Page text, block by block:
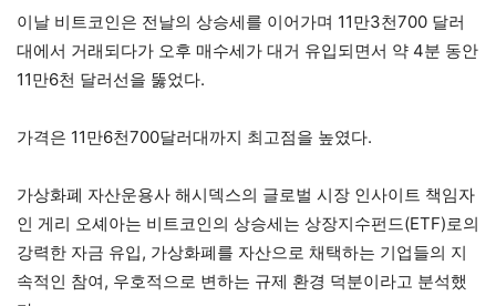
이날 비트코인은 전날의 상승세를 이어가며 11만3천700 달러
대에서 거래되다가 오후 매수세가 대거 유입되면서 약 4분 동안
11만6천 달러선을 뚫었다.
가격은 11만6천700달러대까지 최고점을 높였다.
가상화폐 자산운용사 해시덱스의 글로벌 시장 인사이트 책임자
인 게리 오셰아는 비트코인의 상승세는 상장지수펀드(ETF)로의
강력한 자금 유입, 가상화폐를 자산으로 채택하는 기업들의 지
속적인 참여, 우호적으로 변하는 규제 환경 덕분이라고 분석했